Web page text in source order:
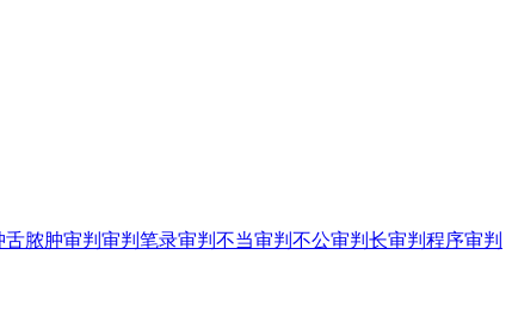
舌脓肿审判 审判笔录审判不当审判不公审判长审判程序审判